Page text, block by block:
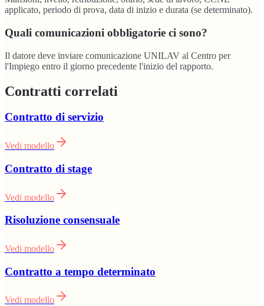
applicato, periodo di prova, data di inizio e durata (se determinato).
Quali comunicazioni obbligatorie ci sono?
Il datore deve inviare comunicazione UNILAV al Centro per
l'Impiego entro il giorno precedente l'inizio del rapporto.
Contratti correlati
Contratto di servizio
Vedi modello
Contratto di stage
Vedi modello
Risoluzione consensuale
Vedi modello
Contratto a tempo determinato
Vedi modello